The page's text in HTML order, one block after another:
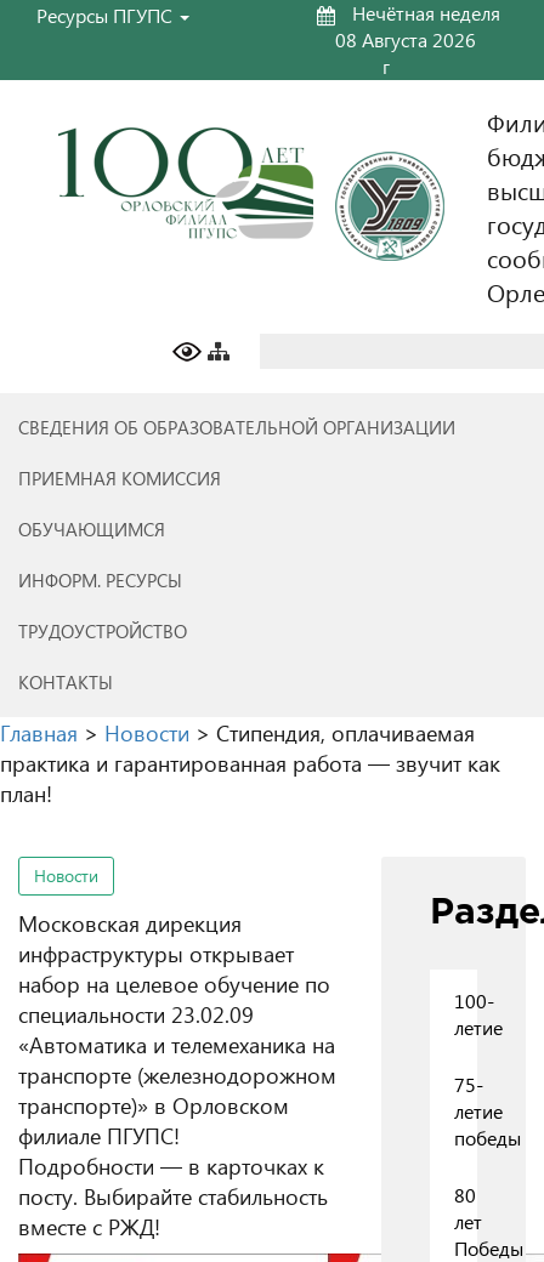
Ресурсы ПГУПС
Нечётная неделя
08 Августа 2026
г
Орле
СВЕДЕНИЯ ОБ ОБРАЗОВАТЕЛЬНОЙ ОРГАНИЗАЦИИ
ПРИЕМНАЯ КОМИССИЯ
ОБУЧАЮЩИМСЯ
ИНФОРМ. РЕСУРСЫ
ТРУДОУСТРОЙСТВО
КОНТАКТЫ
Главная > Новости > Стипендия, оплачиваемая
практика и гарантированная работа — звучит как
план!
Новости
Московская дирекция
инфраструктуры открывает
набор на целевое обучение по
специальности 23.02.09
«Автоматика и телемеханика на
транспорте (железнодорожном
транспорте)» в Орловском
филиале ПГУПС!
Подробности — в карточках к
посту. Выбирайте стабильность
вместе с РЖД!
100-
летие
75-
летие
победы
80
лет
Победы